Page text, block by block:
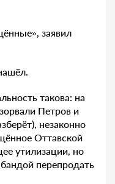
заявил
такова: на
Петров и
незаконно
Оттавской
утилизации, но
перепродать